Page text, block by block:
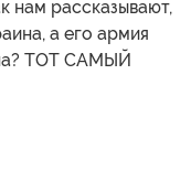
нам рассказывают,
а его армия
ТОТ САМЫЙ